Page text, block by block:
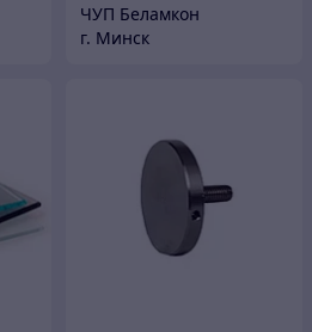
ЧУП Беламкон
г. Минск